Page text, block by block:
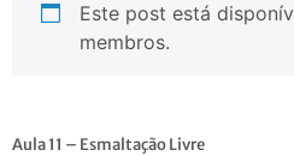
Este post está
membros.
Aula 11 – Esmaltação Livre